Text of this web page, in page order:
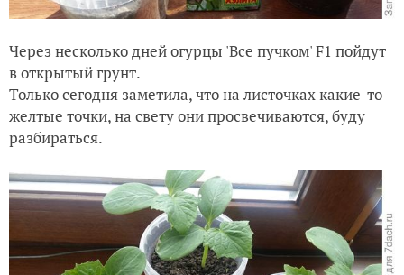
Через несколько дней огурцы 'Все пучком' F1 пойдут
в открытый грунт.
Только сегодня заметила, что на листочках какие-то
желтые точки, на свету они просвечиваются, буду
разбираться.